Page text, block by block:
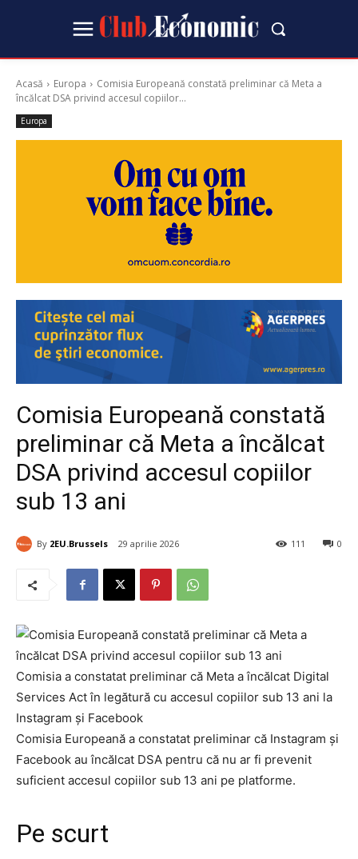
Acasă Europa
Comisia Europeană constată preliminar că Meta a
încălcat DSA privind accesul copiilor...
Europa
Comisia Europeană constată
preliminar că Meta a încălcat
DSA privind accesul copiilor
sub 13 ani
By 2EU.Brussels 29 aprilie 2026 0
111
Comisia a constatat preliminar că Meta a încălcat Digital
Services Act în legătură cu accesul copiilor sub 13 ani la
Instagram și Facebook
Comisia Europeană a constatat preliminar că Instagram și
Facebook au încălcat DSA pentru că nu ar fi prevenit
suficient accesul copiilor sub 13 ani pe platforme.
Pe scurt